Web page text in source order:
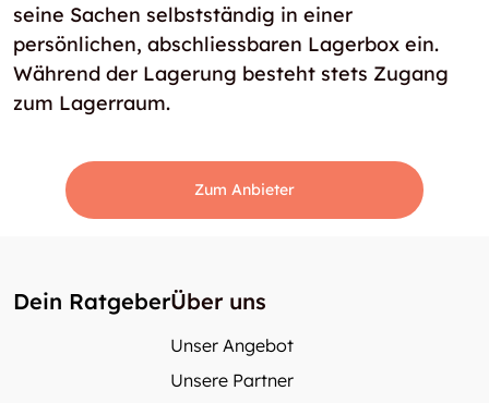
seine Sachen selbstständig in einer
persönlichen, abschliessbaren Lagerbox ein.
Während der Lagerung besteht stets Zugang
zum Lagerraum.
Zum Anbieter
Dein RatgeberÜber uns
Unser Angebot
Unsere Partner